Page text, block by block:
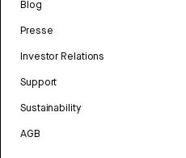
Blog
Presse
Investor Relations
Support
Sustainability
AGB